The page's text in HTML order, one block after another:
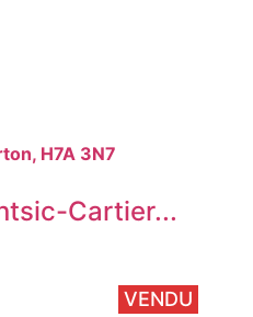
H7A 3N7
Cartier...
VENDU